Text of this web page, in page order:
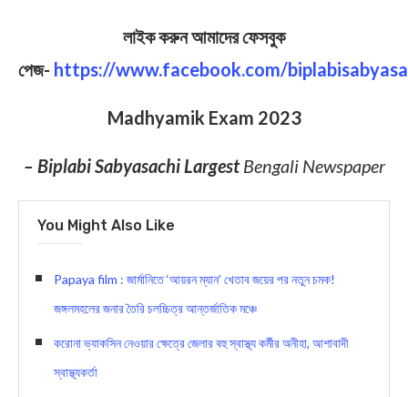
লাইক করুন আমাদের ফেসবুক
পেজ- https://www.facebook.com/
Madhyamik Exam 2023
– Biplabi Sabyasachi LargestBengali Newspaper
You Might Also Like
Papaya film : জার্মানিতে ‘আয়রন ম্যান’ খেতাব জয়ের পর নতুন চমক!
জঙ্গলমহলের জনার তৈরি চলচ্চিত্র আন্তর্জাতিক মঞ্চে
করোনা ভ্যাকসিন নেওয়ার ক্ষেত্রে জেলার বহু স্বাস্থ্য কর্মীর অনীহা, আশাবাদী
স্বাস্থ্যকর্তা